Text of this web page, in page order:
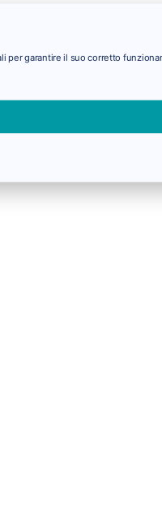
per garantire il suo corretto